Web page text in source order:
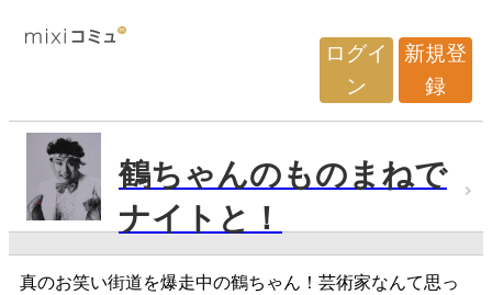
ログイ
ン
新規登
録
鶴ちゃんのものまねで
ナイトと！
真のお笑い街道を爆走中の鶴ちゃん！芸術家なんて思っ